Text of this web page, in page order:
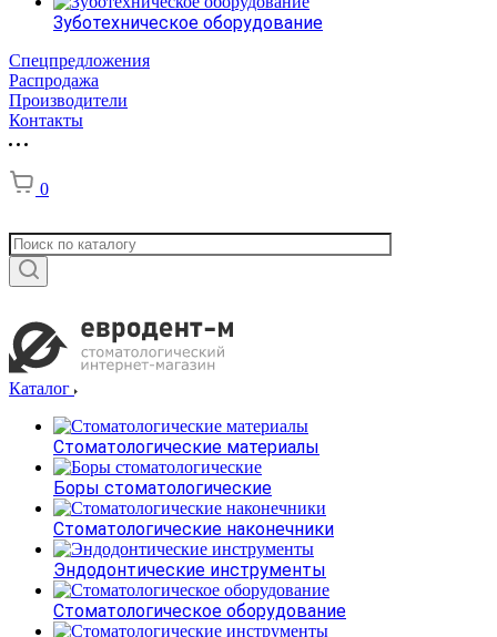
Зуботехническое оборудование
Спецпредложения
Распродажа
Производители
Контакты
0
Каталог
Стоматологические материалы
Боры стоматологические
Стоматологические наконечники
Эндодонтические инструменты
Стоматологическое оборудование